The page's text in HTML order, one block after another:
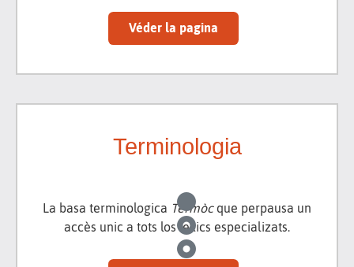
Véder la pagina
Terminologia
La basa terminologica Tèrmòcque perpausa un
accès unic a tots los lexics especializats.